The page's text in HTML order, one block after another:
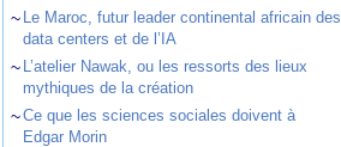
~ Le Maroc, futur leader continental africain des
data centers et de l’IA
~ L’atelier Nawak, ou les ressorts des lieux
mythiques de la création
~Ce que les sciences sociales doivent à
Edgar Morin